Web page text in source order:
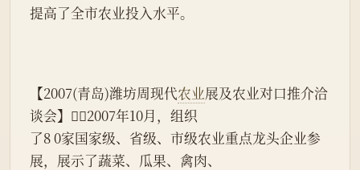
提高了全市农业投入水平。
【2007(青岛)潍坊周现代农业展及农业对口推介洽
谈会】2007年10月，组织
了8 0家国家级、省级、市级农业重点龙头企业参
展，展示了蔬菜、瓜果、禽肉、